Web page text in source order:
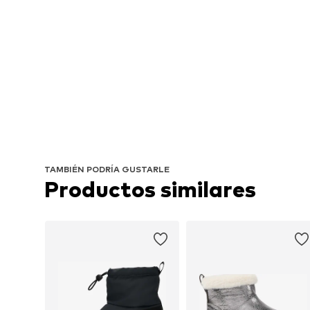
TAMBIÉN PODRÍA GUSTARLE
Productos similares